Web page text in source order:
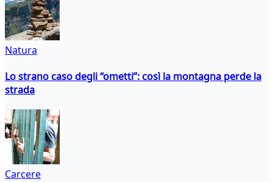
Natura
Lo strano caso degli “ometti”: così la montagna perde la
strada
Carcere